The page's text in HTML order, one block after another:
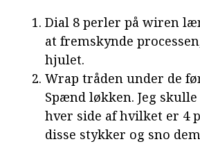
Dial 8 perler på wiren
at fremskynde
hjulet.
Wrap tråden under de
Spænd løkken. Jeg
hver side af hvilket er 4
disse stykker og sno